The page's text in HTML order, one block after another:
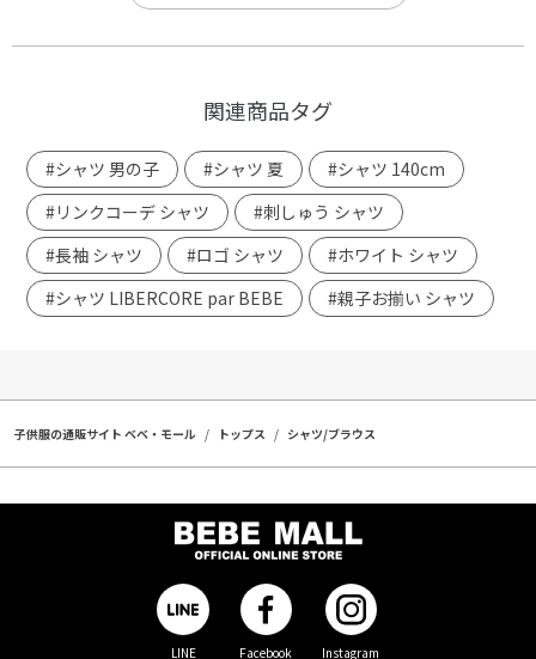
関連商品タグ
#シャツ 男の子 #シャツ 夏
#シャツ 140cm
#リンクコーデ シャツ
#刺しゅう シャツ
#長袖 シャツ
#ロゴ シャツ
#ホワイト シャツ
#シャツ LIBERCORE par BEBE
#親子お揃い シャツ
子供服の通販サイト ベベ・モール トップス シャツ/ブラウス
LINE Facebook Instagram